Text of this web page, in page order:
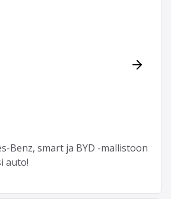
Benz, smart ja BYD -mallistoon
auto!